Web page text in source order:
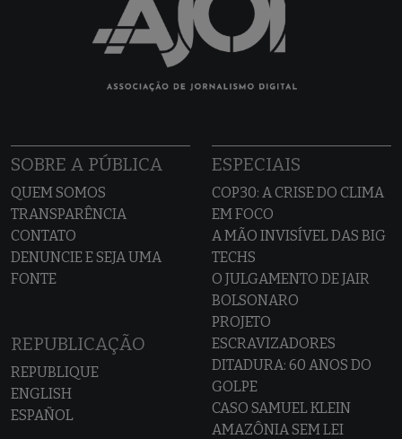
SOBRE A PÚBLICA
QUEM SOMOS
TRANSPARÊNCIA
CONTATO
DENUNCIE E SEJA UMA
FONTE
REPUBLICAÇÃO
REPUBLIQUE
ENGLISH
ESPAÑOL
ESPECIAIS
COP30: A CRISE DO CLIMA
EM FOCO
A MÃO INVISÍVEL DAS BIG
TECHS
O JULGAMENTO DE JAIR
BOLSONARO
PROJETO
ESCRAVIZADORES
DITADURA: 60 ANOS DO
GOLPE
CASO SAMUEL KLEIN
AMAZÔNIA SEM LEI